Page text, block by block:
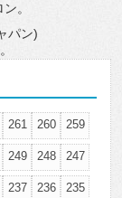
。
パン)
261 260 259
249 248 247
237 236 235